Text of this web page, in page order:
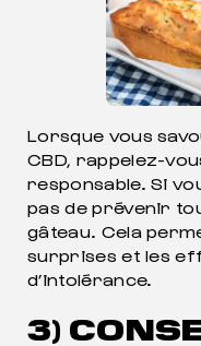
Lorsque vous
CBD, rappelez-
responsable. Si
pas de prévenir
gâteau. Cela
surprises et les
d’intolérance.
3)